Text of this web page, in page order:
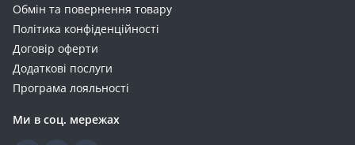
Обмін та повернення товару
Політика конфіденційності
Договір оферти
Додаткові послуги
Програма лояльності
Ми в соц. мережах